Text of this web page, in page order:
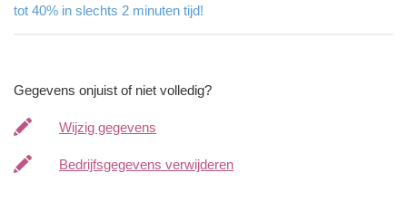
tot 40% in slechts 2 minuten tijd!
Gegevens onjuist of niet volledig?
Wijzig gegevens
Bedrijfsgegevens verwijderen